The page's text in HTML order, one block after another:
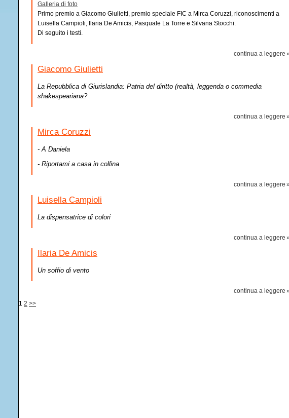
Galleria di foto
Primo premio a Giacomo Giulietti, premio speciale FIC a Mirca Coruzzi, riconoscimenti a
Luisella Campioli, Ilaria De Amicis, Pasquale La Torre e Silvana Stocchi.
Di seguito i testi.
continua a leggere
Giacomo Giulietti
La Repubblica di Giurislandia: Patria del diritto (realtà, leggenda o commedia
shakespeariana?
continua a leggere
Mirca Coruzzi
- A Daniela
- Riportami a casa in collina
continua a leggere
Luisella Campioli
La dispensatrice di colori
continua a leggere
Ilaria De Amicis
Un soffio di vento
continua a leggere
1 2 >>